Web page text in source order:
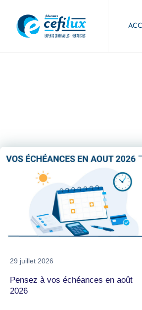
29 juillet 2026
Pensez à vos échéances en août
2026